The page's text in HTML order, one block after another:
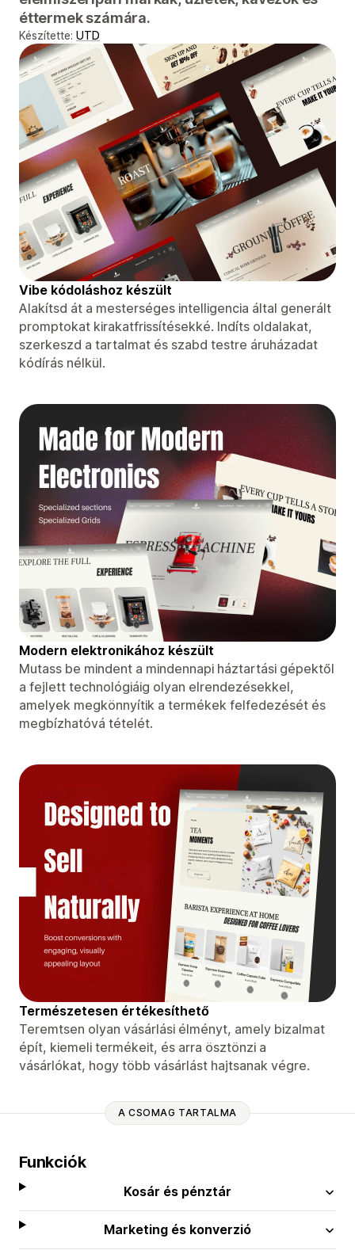
éttermek számára.
Készítette: UTD
Vibe kódoláshoz készült
Alakítsd át a mesterséges intelligencia által generált
promptokat kirakatfrissítésekké. Indíts oldalakat,
szerkeszd a tartalmat és szabd testre áruházadat
kódírás nélkül.
Modern elektronikához készült
Mutass be mindent a mindennapi háztartási gépektől
a fejlett technológiáig olyan elrendezésekkel,
amelyek megkönnyítik a termékek felfedezését és
megbízhatóvá tételét.
Természetesen értékesíthető
Teremtsen olyan vásárlási élményt, amely bizalmat
épít, kiemeli termékeit, és arra ösztönzi a
vásárlókat, hogy több vásárlást hajtsanak végre.
A CSOMAG TARTALMA
Funkciók
Kosár és pénztár
Marketing és konverzió